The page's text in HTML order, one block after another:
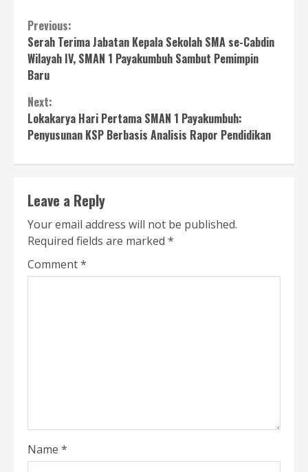
Continue
Reading
Previous:
Serah Terima Jabatan Kepala Sekolah SMA se-Cabdin
Wilayah IV, SMAN 1 Payakumbuh Sambut Pemimpin
Baru
Next:
Lokakarya Hari Pertama SMAN 1 Payakumbuh:
Penyusunan KSP Berbasis Analisis Rapor Pendidikan
Leave a Reply
Your email address will not be published.
Required fields are marked *
Comment*
Name *